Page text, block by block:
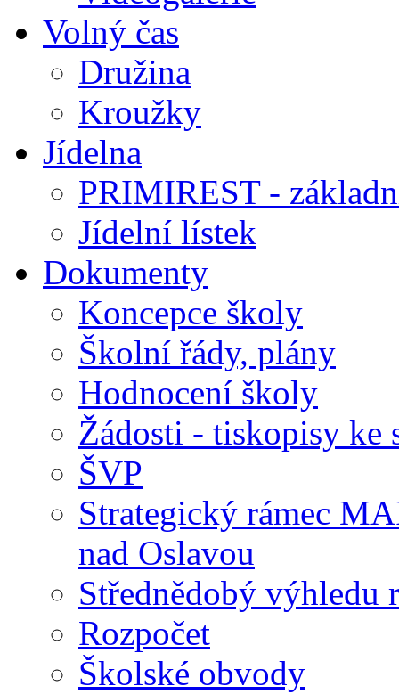
Volný čas
Družina
Kroužky
Jídelna
PRIMIREST -
Jídelní lístek
Dokumenty
Koncepce školy
Školní řády, plány
Hodnocení školy
Žádosti - tiskopisy ke
ŠVP
Strategický rámec
nad Oslavou
Střednědobý výhledu
Rozpočet
Školské obvody